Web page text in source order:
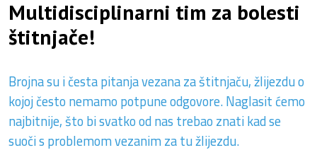
Multidisciplinarni tim za bolesti
štitnjače!
Brojna su i česta pitanja vezana za štitnjaču, žlijezdu o
kojoj često nemamo potpune odgovore. Naglasit ćemo
najbitnije, što bi svatko od nas trebao znati kad se
suoči s problemom vezanim za tu žlijezdu.